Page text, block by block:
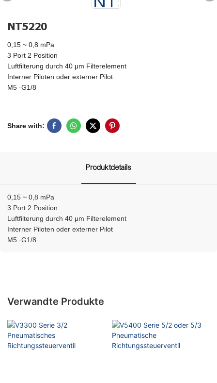
NT5220
0,15 ~ 0,8 mPa
3 Port 2 Position
Luftfilterung durch 40 μm Filterelement
Interner Piloten oder externer Pilot
M5 ·G1/8
Share with:
Produktdetails
0,15 ~ 0,8 mPa
3 Port 2 Position
Luftfilterung durch 40 μm Filterelement
Interner Piloten oder externer Pilot
M5 ·G1/8
Verwandte Produkte